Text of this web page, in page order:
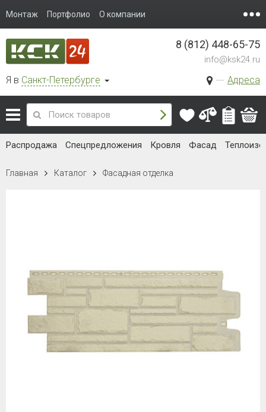
Монтаж Портфолио О компании
Я в Санкт-Петербурге Адреса
8 (812) 448-65-75
info@ksk24.ru
Распродажа Спецпредложения Кровля Фасад
Главная Каталог Фасадная отделка